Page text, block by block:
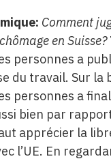
Comment
en Suisse?
personnes a
du travail. Sur la
personnes a
bien par
apprécier la
l’UE. En